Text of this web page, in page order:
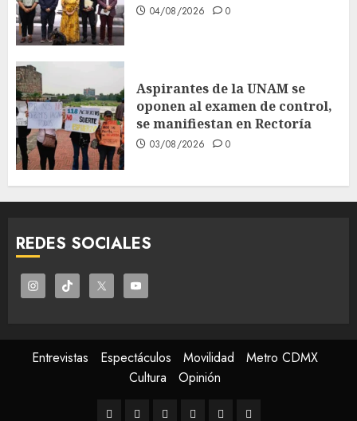
04/08/2026 0
Aspirantes de la UNAM se
oponen al examen de control,
se manifiestan en Rectoría
03/08/2026 0
REDES SOCIALES
Entrevistas Espectáculos Movilidad
Metro CDMX
Cultura
Opinión
Entrevistas
Espectáculos
Movilidad
MetroCulturaOpinión